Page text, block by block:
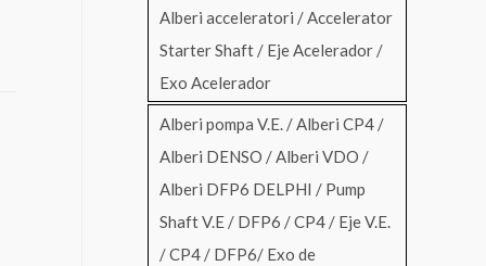
Alberi acceleratori / Accelerator
Starter Shaft / Eje Acelerador /
Exo Acelerador
Alberi pompa V.E. / Alberi CP4 /
Alberi DENSO / Alberi VDO /
Alberi DFP6 DELPHI / Pump
Shaft V.E / DFP6 / CP4 / Eje V.E.
/ CP4 / DFP6/ Exo de